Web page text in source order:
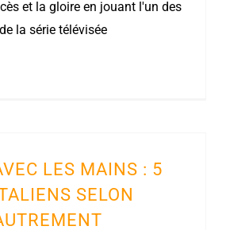
et la gloire en jouant l'un des
la série télévisée
LES MAINS : 5
SELON